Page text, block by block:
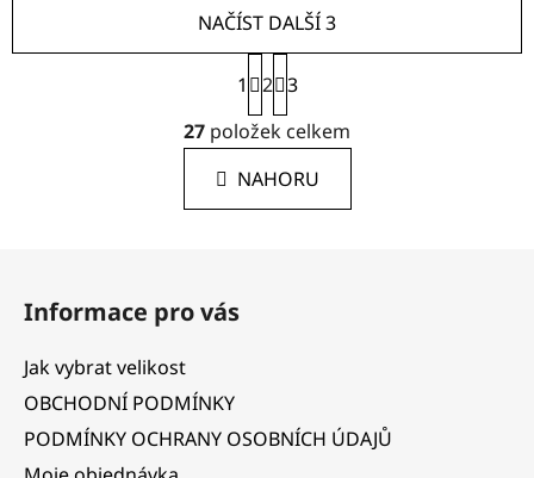
O
v
l
á
d
y
v
NAČÍST DALŠÍ 3
S
t
r
á
n
k
1 2 3
27 položek celkem
NAHORU
Informace pro vás
Jak vybrat velikost
OBCHODNÍ PODMÍNKY
PODMÍNKY OCHRANY OSOBNÍCH ÚDAJŮ